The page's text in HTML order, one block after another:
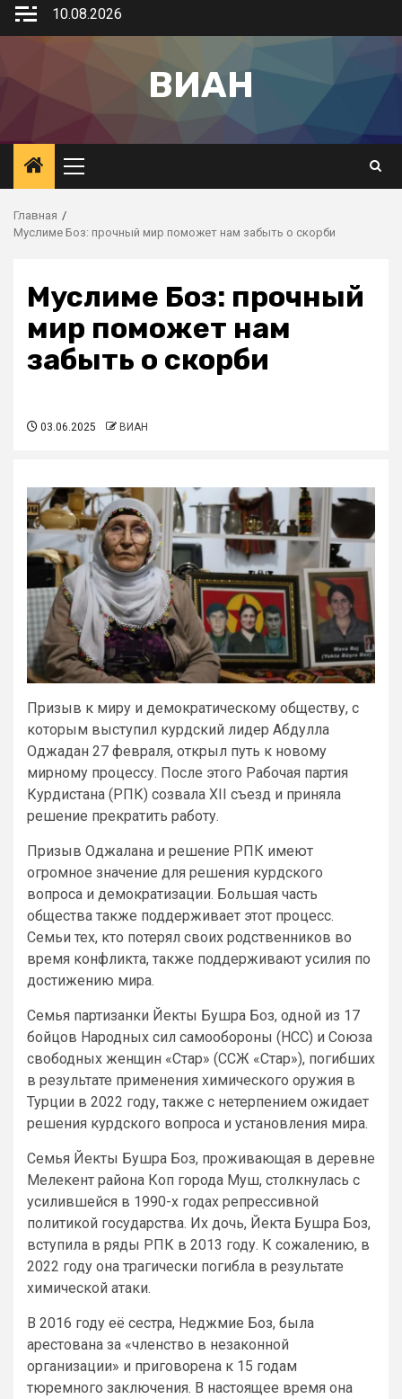
10.08.2026
ВИАН
Главная
Муслиме Боз: прочный мир поможет нам забыть о скорби
Муслиме Боз: прочный
мир поможет нам
забыть о скорби
03.06.2025 ВИАН
Призыв к миру и демократическому обществу, с
которым выступил курдский лидер Абдулла
Оджадан 27 февраля, открыл путь к новому
мирному процессу. После этого Рабочая партия
Курдистана (РПК) созвала XII съезд и приняла
решение прекратить работу.
Призыв Оджалана и решение РПК имеют
огромное значение для решения курдского
вопроса и демократизации. Большая часть
общества также поддерживает этот процесс.
Семьи тех, кто потерял своих родственников во
время конфликта, также поддерживают усилия по
достижению мира.
Семья партизанки Йекты Бушра Боз, одной из 17
бойцов Народных сил самообороны (НСС) и Союза
свободных женщин «Стар» (ССЖ «Стар»), погибших
в результате применения химического оружия в
Турции в 2022 году, также с нетерпением ожидает
решения курдского вопроса и установления мира.
Семья Йекты Бушра Боз, проживающая в деревне
Мелекент района Коп города Муш, столкнулась с
усилившейся в 1990-х годах репрессивной
политикой государства. Их дочь, Йекта Бушра Боз,
вступила в ряды РПК в 2013 году. К сожалению, в
2022 году она трагически погибла в результате
химической атаки.
В 2016 году её сестра, Неджмие Боз, была
арестована за «членство в незаконной
организации» и приговорена к 15 годам
тюремного заключения. В настоящее время она